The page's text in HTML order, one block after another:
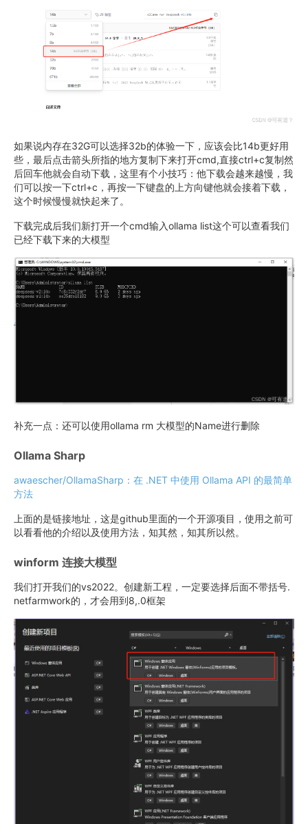
如果说内存在32G可以选择32b的体验一下，应该会比14b更好用
些，最后点击箭头所指的地方复制下来打开cmd,直接ctrl+c复制然
后回车他就会自动下载，这里有个小技巧：他下载会越来越慢，我
们可以按一下ctrl+c，再按一下键盘的上方向键他就会接着下载，
这个时候慢慢就快起来了。
下载完成后我们新打开一个cmd输入ollama list这个可以查看我们
已经下载下来的大模型
补充一点：还可以使用ollama rm 大模型的Name进行删除
Ollama Sharp
awaescher/OllamaSharp：在 .NET 中使用 Ollama API 的最简单
方法
上面的是链接地址，这是github里面的一个开源项目，使用之前可
以看看他的介绍以及使用方法，知其然，知其所以然。
winform 连接大模型
我们打开我们的vs2022。创建新工程，一定要选择后面不带括号.
netfarmwork的，才会用到8,.0框架